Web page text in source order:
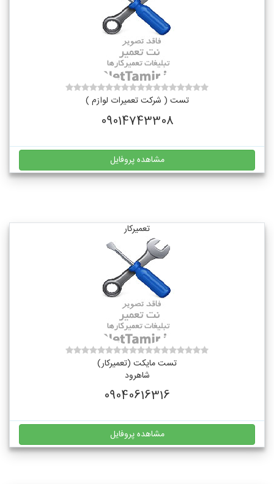
تست ( شرکت تعمیرات لوازم )
09014743308
مشاهده پروفایل
تعمیرکار
تست مایکت (تعمیرکار)
شاهرود
09040616316
مشاهده پروفایل